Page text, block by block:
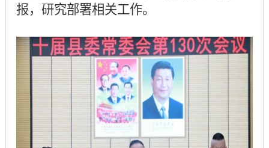
报，研究部署相关工作。